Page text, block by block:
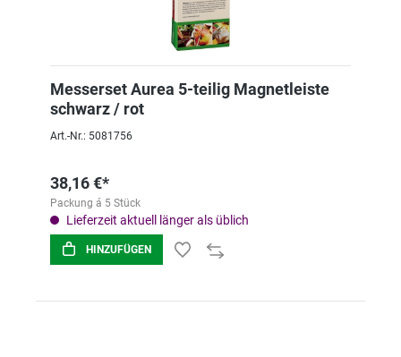
Messerset Aurea 5-teilig Magnetleiste
schwarz / rot
Art.-Nr.: 5081756
38,16 €*
Packung á 5 Stück
Lieferzeit aktuell länger als üblich
HINZUFÜGEN